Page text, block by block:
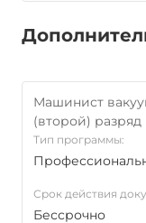
Машинист
(второй) разряд
Тип программы:
Срок действия
Бессрочно